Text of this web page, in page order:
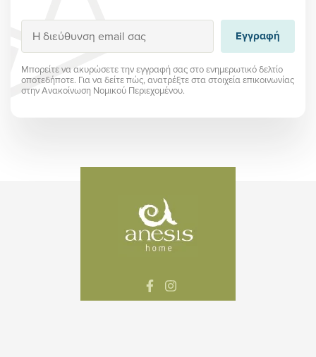
Εγγραφή
Εγγραφή
Μπορείτε να ακυρώσετε την εγγραφή σας στο ενημερωτικό δελτίο
οποτεδήποτε. Για να δείτε πώς, ανατρέξτε στα στοιχεία επικοινωνίας
στην Ανακοίνωση Νομικού Περιεχομένου.